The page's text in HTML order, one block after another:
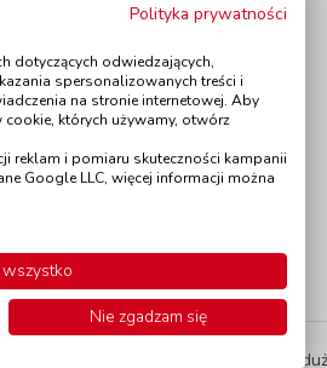
Polityka prywatności
dotyczących odwiedzających,
spersonalizowanych treści i
na stronie internetowej. Aby
których używamy, otwórz
reklam i pomiaru skuteczności kampanii
Google LLC, więcej informacji można
Nie zgadzam się